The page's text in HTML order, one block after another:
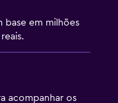
base em milhões
acompanhar os